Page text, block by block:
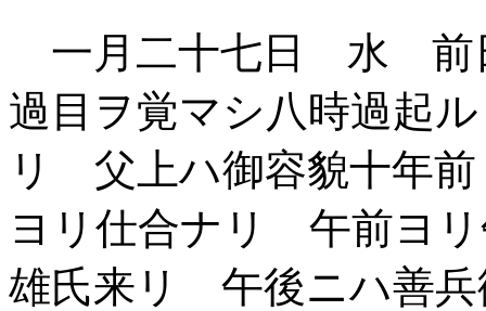
一月二十七日 水 前
過目ヲ覚マシ八時過起
リ 父上ハ御容貌十年
ヨリ仕合ナリ 午前ヨリ
雄氏来リ 午後ニハ善